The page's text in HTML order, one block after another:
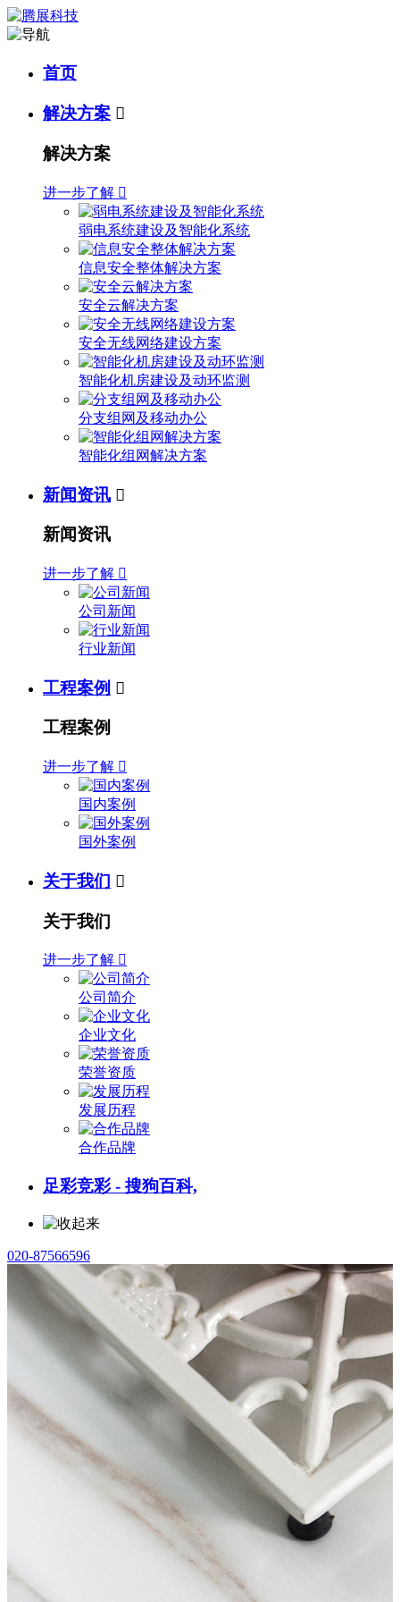
首页
解决方案 
解决方案
进一步了解 
弱电系统建设及智能化系统
信息安全整体解决方案
安全云解决方案
安全无线网络建设方案
智能化机房建设及动环监测
分支组网及移动办公
智能化组网解决方案
新闻资讯 
新闻资讯
进一步了解 
公司新闻
行业新闻
工程案例 
工程案例
进一步了解 
国内案例
国外案例
关于我们 
关于我们
进一步了解 
公司简介
企业文化
荣誉资质
发展历程
合作品牌
足彩竞彩 - 搜狗百科,
020-87566596